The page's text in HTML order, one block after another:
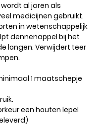
al jaren als
medicijnen gebruikt.
in wetenschappelijk
dennenappel bij het
longen. Verwijdert teer
1 maatschepje
een houten lepel